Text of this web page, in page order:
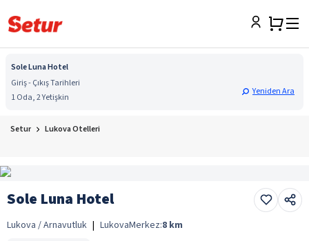
Sole Luna Hotel
Giriş - Çıkış Tarihleri
1 Oda, 2 Yetişkin
Yeniden Ara
Setur Lukova Otelleri
Sole Luna Hotel
Lukova / Arnavutluk | LukovaMerkez:8 km